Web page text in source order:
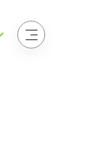
Ouvrir le menu